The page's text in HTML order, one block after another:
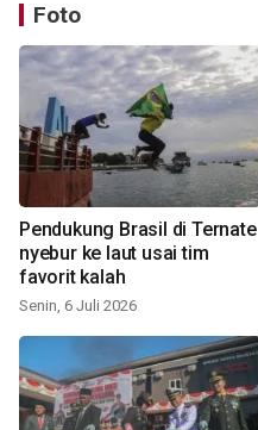
Foto
Pendukung Brasil di Ternate
nyebur ke laut usai tim
favorit kalah
Senin, 6 Juli 2026